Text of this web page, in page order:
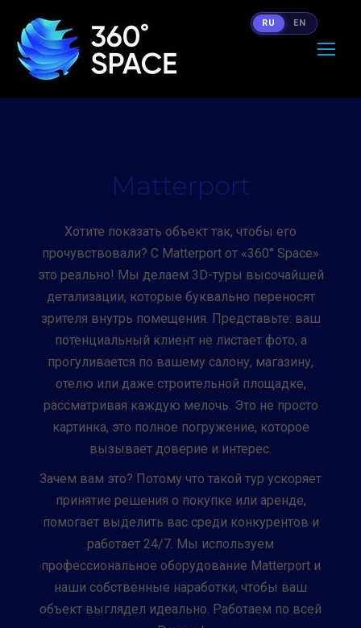
Matterport
Хотите показать объект так, чтобы его
прочувствовали? С Matterport от «360° Space»
это реально! Мы делаем 3D-туры высочайшей
детализации, которые буквально переносят
зрителя внутрь помещения. Представьте: ваш
потенциальный клиент не листает фото, а
прогуливается по вашему салону, магазину,
отелю или даже строительной площадке,
рассматривая каждую мелочь. Это не просто
картинка, это полное погружение, которое
вызывает доверие и интерес.
Зачем вам это? Потому что такой тур ускоряет
принятие решения о покупке или аренде,
помогает выделить вас среди конкурентов и
работает 24/7. Мы используем
профессиональное оборудование Matterport и
наши собственные наработки, чтобы ваш
объект выглядел идеально. Работаем по всей
RU EN